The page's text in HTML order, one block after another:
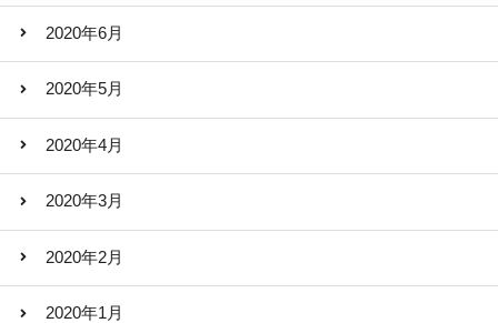
2020年6月
2020年5月
2020年4月
2020年3月
2020年2月
2020年1月